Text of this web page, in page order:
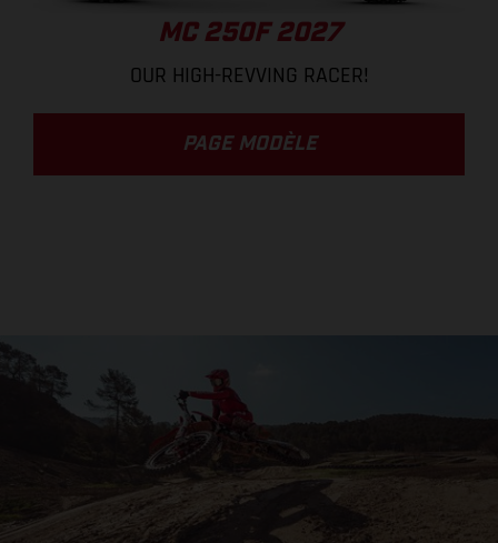
MC 250F 2027
OUR HIGH-REVVING RACER!
PAGE MODÈLE